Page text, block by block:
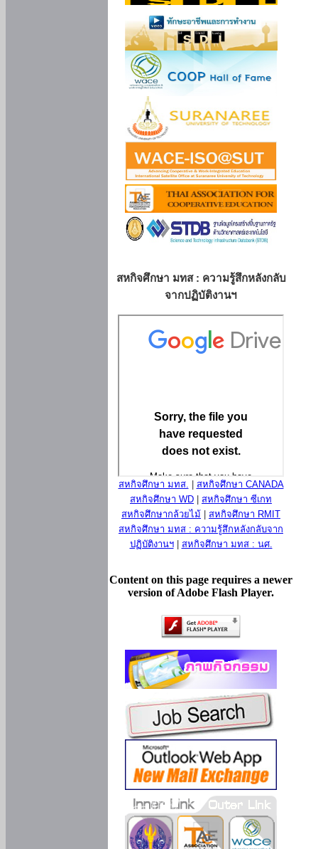
สหกิจศึกษา มทส : ความรู้สึกหลังกลับ
จากปฏิบัติงานฯ
สหกิจศึกษา มทส.
สหกิจศึกษา CANADA
สหกิจศึกษา WD
สหกิจศึกษา ซีเกท
สหกิจศึกษากล้วยไม้
สหกิจศึกษา RMIT
สหกิจศึกษา มทส : ความรู้สึกหลังกลับจาก
ปฏิบัติงานฯ| สหกิจศึกษา มทส : นศ.
Content on this page requires a newer
version of Adobe Flash Player.